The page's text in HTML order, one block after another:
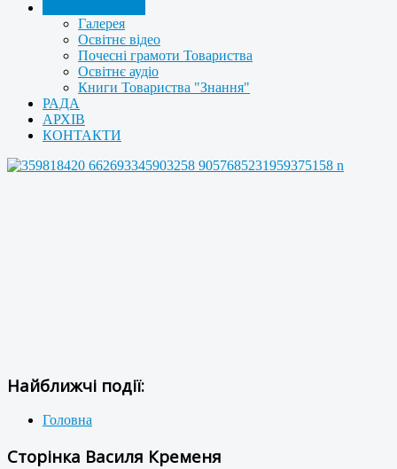
Галерея
Освітнє відео
Почесні грамоти Товариства
Освітнє аудіо
Книги Товариства "Знання"
РАДА
АРХІВ
КОНТАКТИ
Найближчі події:
Головна
Сторінка Василя Кременя